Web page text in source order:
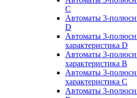
C
Автоматы 3-
D
Автоматы 3-
характеристика D
Автоматы 3-
характеристика В
Автоматы 3-
характеристика С
Автоматы 3-